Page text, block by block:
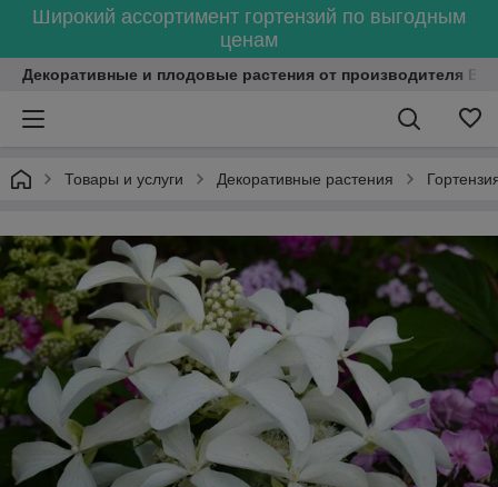
Широкий ассортимент гортензий по выгодным
ценам
Декоративные и плодовые растения от производителя
Товары и услуги Декоративные растения